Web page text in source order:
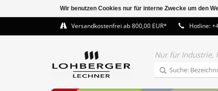
Versandkostenfrei ab 800,00 EUR* Hotline:
Nur für Industrie,
Wir benutzen Cookies nur für interne Zwecke um den